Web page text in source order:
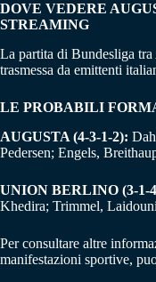
DOVE VEDERE
STREAMING
La partita di Bundesliga
trasmessa da emittenti
LE PROBABILI
AUGUSTA (4-3-1-2):
Pedersen; Engels,
UNION BERLINO (3-1-
Khedira; Trimmel,
Per consultare altre
manifestazioni sportive,